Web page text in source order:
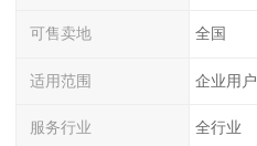
可售卖地 全国
适用范围 企业用户
服务行业 全行业